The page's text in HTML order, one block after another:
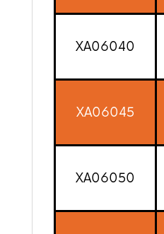
XA06040
XA06045
XA06050